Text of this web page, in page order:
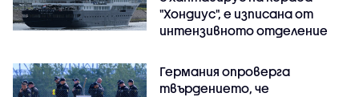
"Хондиус", е изписана от
интензивното отделение
Германия опроверга
твърдението, че